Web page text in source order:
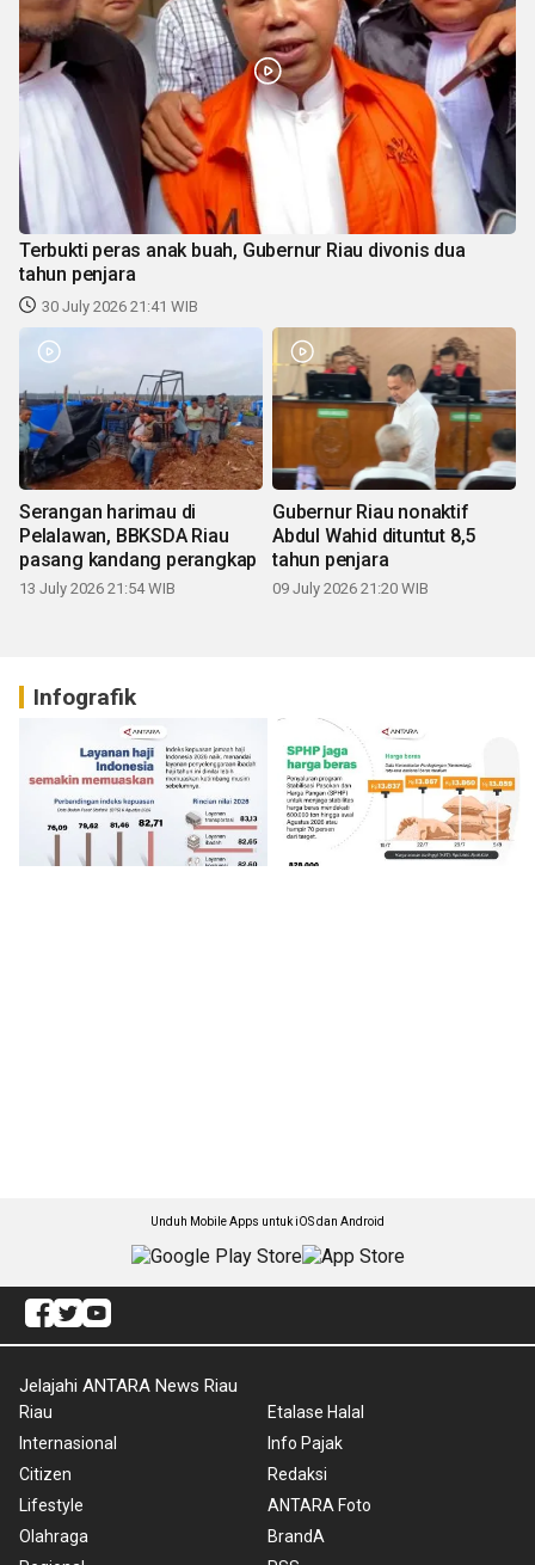
Terbukti peras anak buah, Gubernur Riau divonis dua
tahun penjara
30 July 2026 21:41 WIB
Serangan harimau di
Pelalawan, BBKSDA Riau
pasang kandang perangkap
13 July 2026 21:54 WIB
Gubernur Riau nonaktif
Abdul Wahid dituntut 8,5
tahun penjara
09 July 2026 21:20 WIB
Infografik
Unduh Mobile Apps untuk iOS dan Android
Jelajahi ANTARA News Riau
Riau
Internasional
Citizen
Lifestyle
Olahraga
Etalase Halal
Info Pajak
Redaksi
ANTARA Foto
BrandA